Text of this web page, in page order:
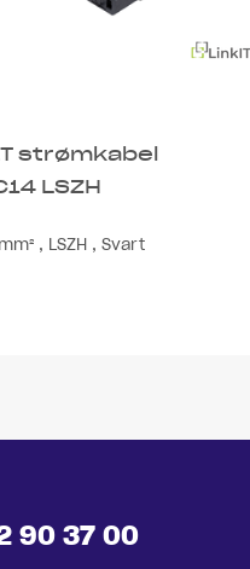
strømkabel
LSZH
, LSZH , Svart
90 37 00